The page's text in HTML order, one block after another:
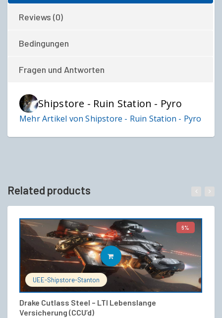
Reviews (0)
Bedingungen
Fragen und Antworten
Shipstore - Ruin Station - Pyro
Mehr Artikel von Shipstore - Ruin Station - Pyro
Related products
6%
UEE-Shipstore-Stanton
Drake Cutlass Steel – LTI Lebenslange
Versicherung (CCU’d)
IN DEN WARENKORB